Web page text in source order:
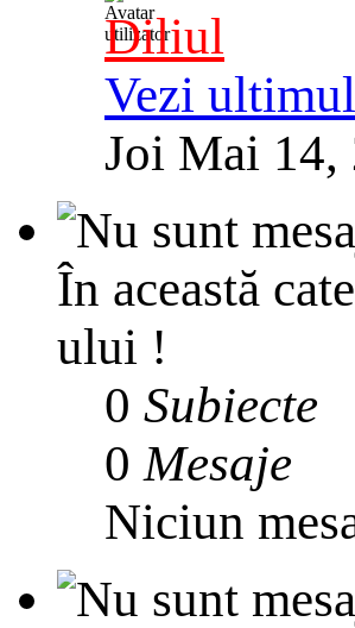
Diliul
Vezi
Joi Mai 14,
În această
ului !
0 Subiecte
0Mesaje
Niciun